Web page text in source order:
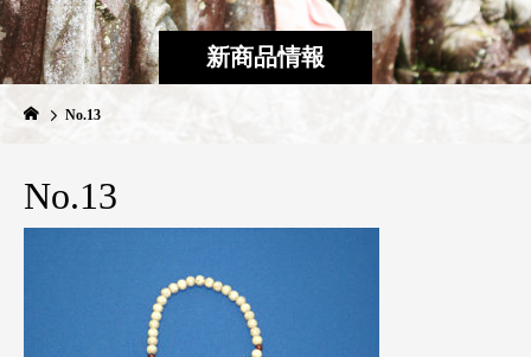
新商品情報
No.13
No.13